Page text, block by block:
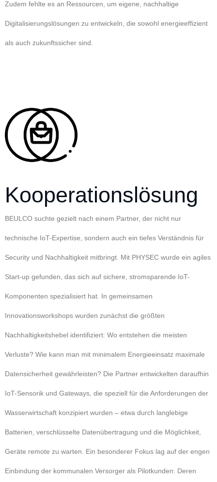
Zudem fehlte es an Ressourcen, um eigene, nachhaltige
Digitalisierungslösungen zu entwickeln, die sowohl energieeffizient
als auch zukunftssicher sind.
Kooperationslösung
BEULCO suchte gezielt nach einem Partner, der nicht nur
technische IoT-Expertise, sondern auch ein tiefes Verständnis für
Security und Nachhaltigkeit mitbringt. Mit PHYSEC wurde ein agiles
Start-up gefunden, das sich auf sichere, stromsparende IoT-
Komponenten spezialisiert hat. In gemeinsamen
Innovationsworkshops wurden zunächst die größten
Nachhaltigkeitshebel identifiziert: Wo entstehen die meisten
Verluste? Wie kann man mit minimalem Energieeinsatz maximale
Datensicherheit gewährleisten? Die Partner entwickelten daraufhin
IoT-Sensorik und Gateways, die speziell für die Anforderungen der
Wasserwirtschaft konzipiert wurden – etwa durch langlebige
Batterien, verschlüsselte Datenübertragung und die Möglichkeit,
Geräte remote zu warten. Ein besonderer Fokus lag auf der engen
Einbindung der kommunalen Versorger als Pilotkunden: Deren